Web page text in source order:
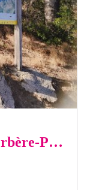
(E12 - Sentier Littoral) Cerbère-Portbou